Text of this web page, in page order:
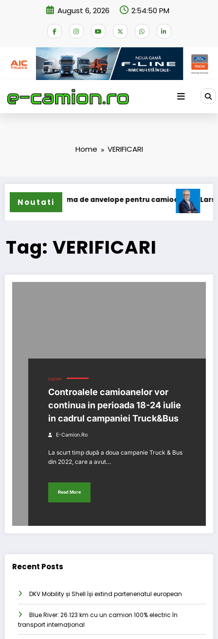
August 6, 2026 2:54:50 PM
Home VERIFICARI
Noutati
extinde gama de anvelope pentru camioane Lars
Tag: VERIFICARI
ENEWS
Controalele camioanelor vor
continua in perioada 18-24 iulie
in cadrul campaniei Truck&Bus
E-Camion.ro
La scurt timp după a doua campanie Truck & Bus
din 2022, care a avut…
Read More
Recent Posts
DKV Mobility și Shell își extind parteneriatul european
Blue River: 26.123 km cu un camion 100% electric în
transport internațional